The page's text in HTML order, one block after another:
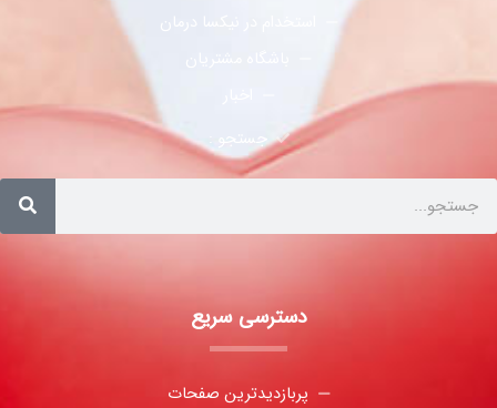
استخدام در نیکسا درمان
جستجو :
دسترسی سریع
پربازدیدترین صفحات